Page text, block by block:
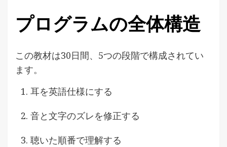
プログラムの全体構造
この教材は30日間、5つの段階で構成されてい
ます。
耳を英語仕様にする
音と文字のズレを修正する
聴いた順番で理解する